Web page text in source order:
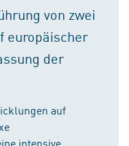
von zwei
europäischer
der
auf
intensive